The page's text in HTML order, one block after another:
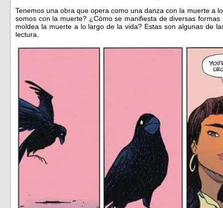
Tenemos una obra que opera como una danza con la muerte a
somos con la muerte? ¿Cómo se manifiesta de diversas
moldea la muerte a lo largo de la vida? Estas son algunas de
lectura.